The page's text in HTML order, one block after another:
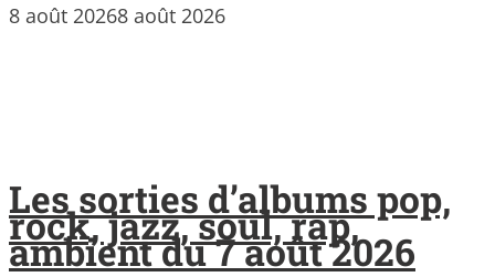
8 août 20268 août 2026
Les sorties d’albums pop,
rock, jazz, soul, rap,
ambient du 7 août 2026